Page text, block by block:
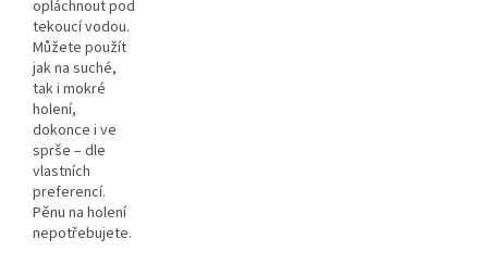
opláchnout pod
tekoucí vodou.
Můžete použít
jak na suché,
tak i mokré
holení,
dokonce i ve
sprše – dle
vlastních
preferencí.
Pěnu na holení
nepotřebujete.